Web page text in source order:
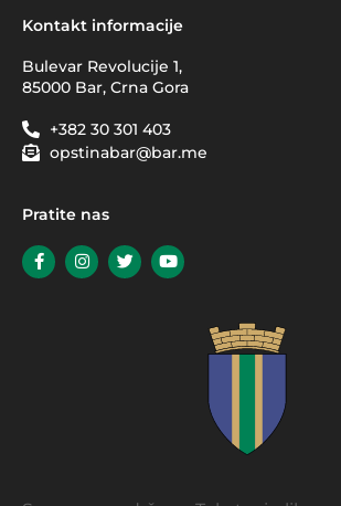
Kontakt informacije
Bulevar Revolucije 1,
85000 Bar, Crna Gora
+382 30 301 403
opstinabar@bar.me
Pratite nas